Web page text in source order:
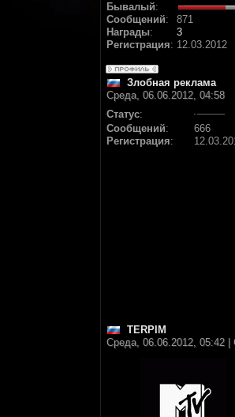
Бывалый:
Сообщений:
871
Награды:
3
Регистрация: 12.03.2012
Злобная реклама
Среда, 06.06.2012, 04:58
Статус:
Сообщений:
666
Регистрация:
TERPIM
Среда, 06.06.2012, 05:42